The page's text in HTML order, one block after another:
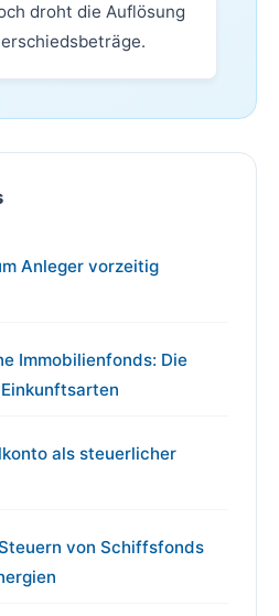
droht die Auflösung
Anleger vorzeitig
Immobilienfonds: Die
als steuerlicher
von Schiffsfonds